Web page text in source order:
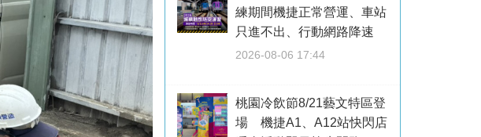
練期間機捷正常營運、車站
只進不出、行動網路降速
2026-08-06 17:44
桃園冷飲節8/21藝文特區登
場 機捷A1、A12站快閃店